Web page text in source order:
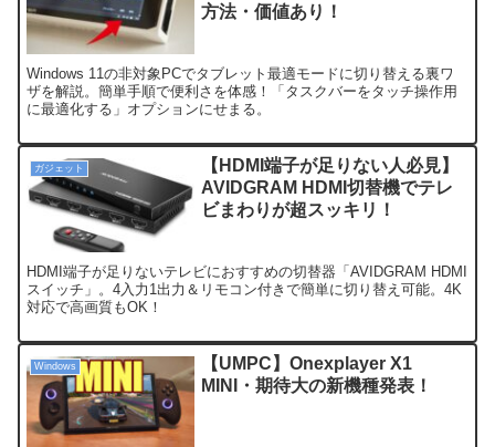
方法・価値あり！
Windows 11の非対象PCでタブレット最適モードに切り替える裏ワ
ザを解説。簡単手順で便利さを体感！「タスクバーをタッチ操作用
に最適化する」オプションにせまる。
ガジェット
【HDMI端子が足りない人必見】
AVIDGRAM HDMI切替機でテレ
ビまわりが超スッキリ！
HDMI端子が足りないテレビにおすすめの切替器「AVIDGRAM HDMI
スイッチ」。4入力1出力＆リモコン付きで簡単に切り替え可能。4K
対応で高画質もOK！
Windows
【UMPC】Onexplayer X1
MINI・期待大の新機種発表！